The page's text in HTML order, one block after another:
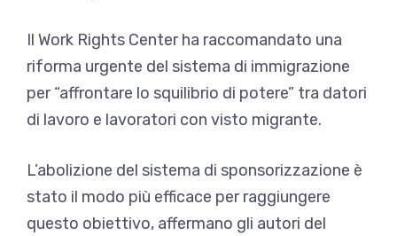
Il Work Rights Center ha raccomandato una
riforma urgente del sistema di immigrazione
per “affrontare lo squilibrio di potere” tra datori
di lavoro e lavoratori con visto migrante.
L’abolizione del sistema di sponsorizzazione è
stato il modo più efficace per raggiungere
questo obiettivo, affermano gli autori del